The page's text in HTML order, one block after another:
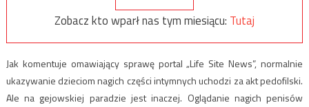
Zobacz kto wparł nas tym miesiącu: Tutaj
Jak komentuje omawiający sprawę portal „Life Site News”, normalnie
ukazywanie dzieciom nagich części intymnych uchodzi za akt pedofilski.
Ale na gejowskiej paradzie jest inaczej. Oglądanie nagich penisów